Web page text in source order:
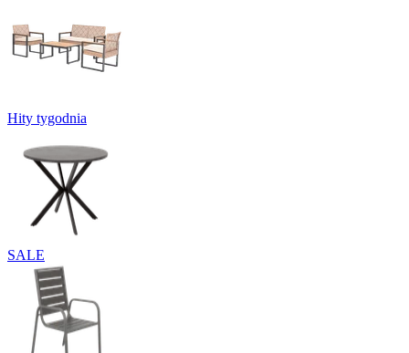
Hity tygodnia
SALE